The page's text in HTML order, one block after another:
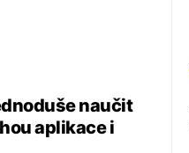
naučit
aplikace i